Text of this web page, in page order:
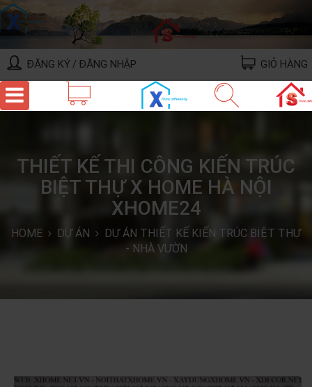
ĐĂNG KÝ / ĐĂNG NHẬP GIỎ HÀNG
THIẾT KẾ THI CÔNG KIẾN TRÚC
BIỆT THỰ X HOME HÀ NỘI
XHOME24
HOME DỰ ÁN
DỰ ÁN THIẾT KẾ KIẾN TRÚC BIỆT THỰ
- NHÀ VƯỜN